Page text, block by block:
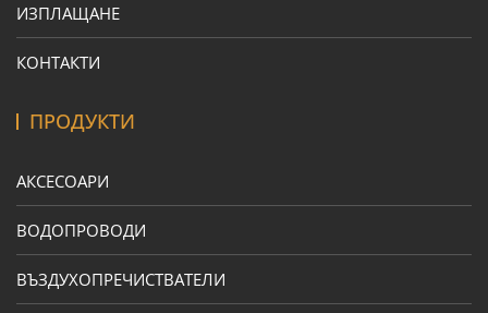
ИЗПЛАЩАНЕ
КОНТАКТИ
ПРОДУКТИ
АКСЕСОАРИ
ВОДОПРОВОДИ
ВЪЗДУХОПРЕЧИСТВАТЕЛИ